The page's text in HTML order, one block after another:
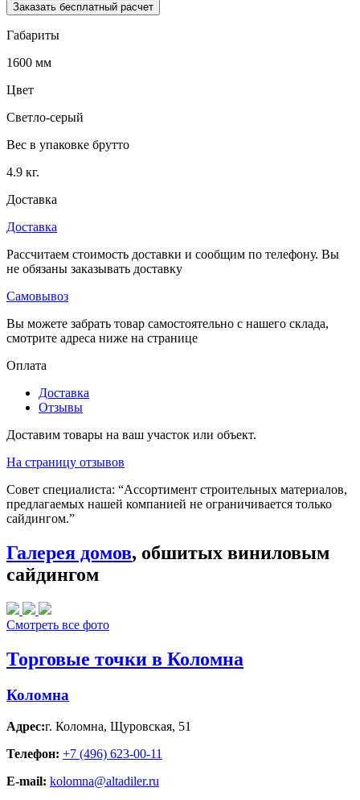
Заказать бесплатный расчет
Габариты
1600 мм
Цвет
Светло-серый
Вес в упаковке брутто
4.9 кг.
Доставка
Доставка
Рассчитаем стоимость доставки и сообщим по телефону. Вы
не обязаны заказывать доставку
Самовывоз
Вы можете забрать товар самостоятельно с нашего склада,
смотрите адреса ниже на странице
Оплата
Доставка
Отзывы
Доставим товары на ваш участок или объект.
На страницу отзывов
Совет специалиста: “Ассортимент строительных материалов,
предлагаемых нашей компанией не ограничивается только
сайдингом.”
Галерея домов, обшитых виниловым
сайдингом
Смотреть все фото
Торговые точки в Коломна
Коломна
Адрес:г. Коломна, Щуровская, 51
Телефон: +7 (496) 623-00-11
E-mail: kolomna@altadiler.ru